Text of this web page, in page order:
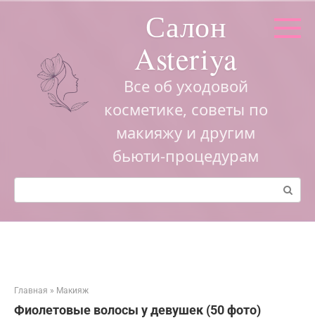
Салон
Asteriya
Все об уходовой
косметике, советы по
макияжу и другим
бьюти-процедурам
Поиск:
Главная » Макияж
Фиолетовые волосы у девушек (50 фото)